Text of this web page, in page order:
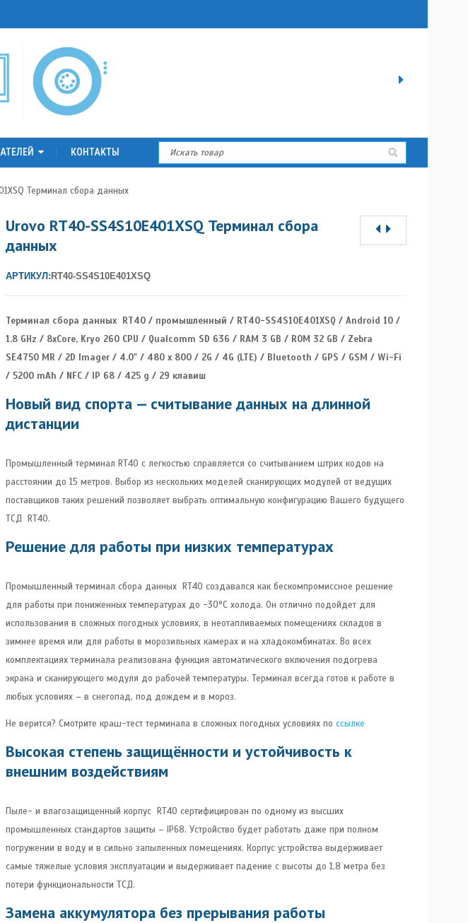
КОНТАКТЫ
Терминал сбора данных
Urovo RT40-SS4S10E401XSQ Терминал сбора
данных
АРТИКУЛ:RT40-SS4S10E401XSQ
Терминал сбора данных RT40 / промышленный / RT40-SS4S10E401XSQ / Android 10 /
1.8 GHz / 8xCore, Kryo 260 CPU / Qualcomm SD 636 / RAM 3 GB / ROM 32 GB / Zebra
SE4750 MR / 2D Imager / 4.0" / 480 x 800 / 2G / 4G (LTE) / Bluetooth / GPS / GSM / Wi-Fi
/ 5200 mAh / NFC / IP 68 / 425 g / 29 клавиш
Новый вид спорта — считывание данных на длинной
дистанции
Промышленный терминал RT40 с легкостью справляется со считыванием штрих кодов на
расстоянии до 15 метров. Выбор из нескольких моделей сканирующих модулей от ведущих
поставщиков таких решений позволяет выбрать оптимальную конфигурацию Вашего будущего
ТСД RT40.
Решение для работы при низких температурах
Промышленный терминал сбора данных RT40 создавался как бескомпромиссное решение
для работы при пониженных температурах до -30°C холода. Он отлично подойдет для
использования в сложных погодных условиях, в неотапливаемых помещениях складов в
зимнее время или для работы в морозильных камерах и на хладокомбинатах. Во всех
комплектациях терминала реализована функция автоматического включения подогрева
экрана и сканирующего модуля до рабочей температуры. Терминал всегда готов к работе в
любых условиях – в снегопад, под дождем и в мороз.
Не верится? Смотрите краш-тест терминала в сложных погодных условиях поссылке
Высокая степень защищённости и устойчивость к
внешним воздействиям
Пыле- и влагозащищенный корпус RT40 сертифицирован по одному из высших
промышленных стандартов защиты – IP68. Устройство будет работать даже при полном
погружении в воду и в сильно запыленных помещениях. Корпус устройства выдерживает
самые тяжелые условия эксплуатации и выдерживает падение с высоты до 1,8 метра без
потери функциональности ТСД.
Замена аккумулятора без прерывания работы